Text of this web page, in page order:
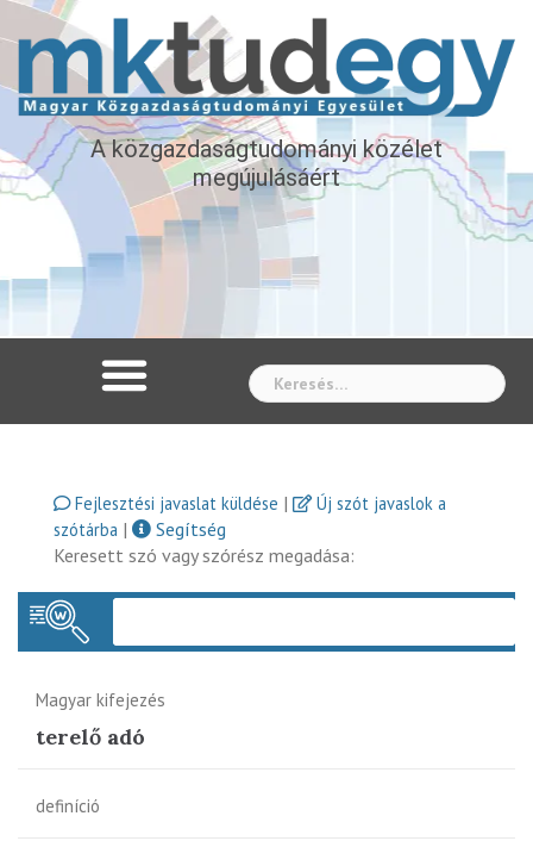
A közgazdaságtudományi közélet
megújulásáért
Fejlesztési javaslat küldése |
Új szót javaslok a
szótárba |
Segítség
Keresett szó vagy szórész megadása:
Magyar kifejezés
terelő adó
definíció